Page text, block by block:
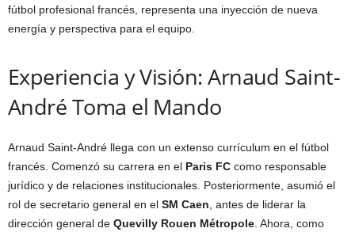
fútbol profesional francés, representa una inyección de nueva
energía y perspectiva para el equipo.
Experiencia y Visión: Arnaud Saint-
André Toma el Mando
Arnaud Saint-André llega con un extenso currículum en el fútbol
francés. Comenzó su carrera en el Paris FC como responsable
jurídico y de relaciones institucionales. Posteriormente, asumió el
rol de secretario general en el SM Caen, antes de liderar la
dirección general de Quevilly Rouen Métropole. Ahora, como